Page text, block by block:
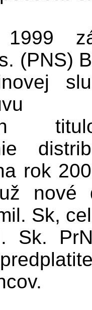
(PNS)
rok
nové
Sk,
Sk.